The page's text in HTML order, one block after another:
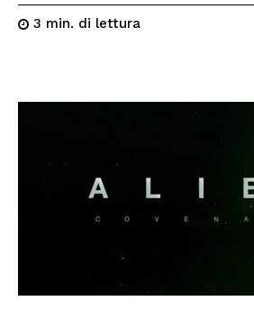
3 min. di lettura